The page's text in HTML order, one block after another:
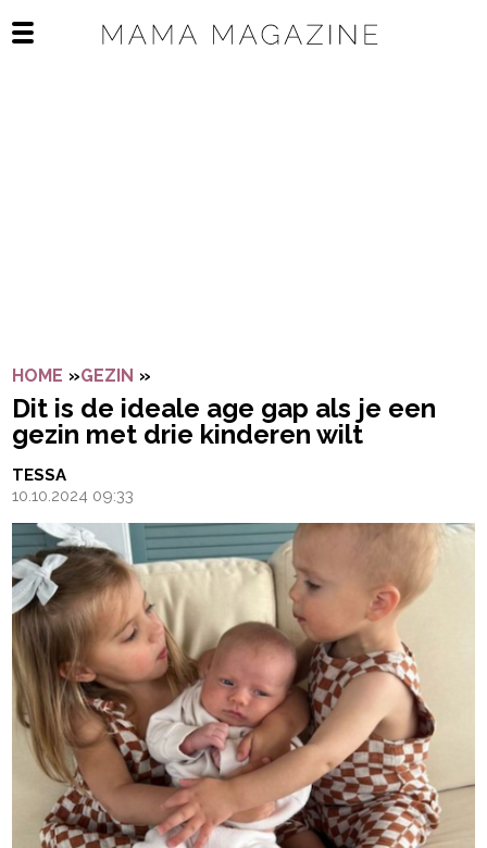
Open het mobiele menu
HOME »GEZIN »
Dit is de ideale age gap als je een
gezin met drie kinderen wilt
TESSA
10.10.2024 09:33